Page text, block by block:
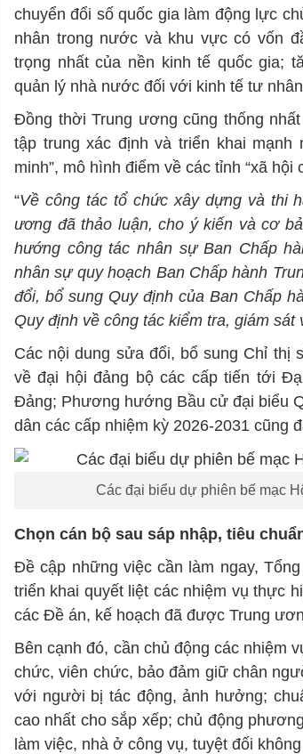
chuyển đổi số quốc gia làm động lực
nhân trong nước và khu vực có vốn
trọng nhất của nền kinh tế quốc gia;
quản lý nhà nước đối với kinh tế tư
Đồng thời Trung ương cũng thống
tập trung xác định và triển khai
minh”, mô hình điểm về các tỉnh “xã hội
“Về công tác tổ chức xây dựng và thi
ương đã thảo luận, cho ý kiến và cơ
hướng công tác nhân sự Ban Chấp
nhân sự quy hoạch Ban Chấp hành
đổi, bổ sung Quy định của Ban Chấp
Quy định về công tác kiểm tra, giám
Các nội dung sửa đổi, bổ sung Chỉ thị
về đại hội đảng bộ các cấp tiến tới
Đảng; Phương hướng Bầu cử đại biểu
dân các cấp nhiệm kỳ 2026-2031 cũng
Các đại biểu dự phiên bế mạc
Chọn cán bộ sau sáp nhập, tiêu
Đề cập những việc cần làm ngay,
triển khai quyết liệt các nhiệm vụ thực
các Đề án, kế hoạch đã được Trung
Bên cạnh đó, cần chủ động các nhiệm
chức, viên chức, bảo đảm giữ chân
với người bị tác động, ảnh hưởng;
cao nhất cho sắp xếp; chủ động
làm việc, nhà ở công vụ, tuyệt đối